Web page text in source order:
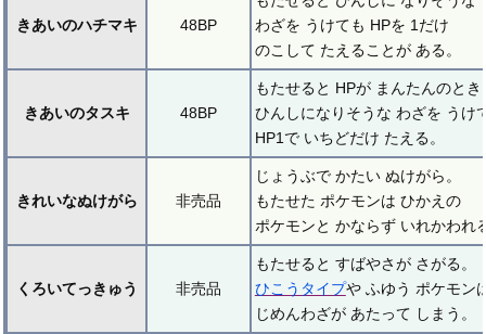
きあいのハチマキ 48BP
わざを うけても HPを 1だけ
のこして たえることが ある。
きあいのタスキ 48BP
もたせると HPが まんたんのとき
ひんしになりそうな わざを うけ
HP1で いちどだけ たえる。
きれいなぬけがら 非売品
じょうぶで かたい ぬけがら。
もたせた ポケモンは ひかえの
ポケモンと かならず いれかわれ
くろいてっきゅう 非売品
もたせると すばやさが さがる。
ひこうタイプや ふゆう ポケモン
じめんわざが あたって しまう。